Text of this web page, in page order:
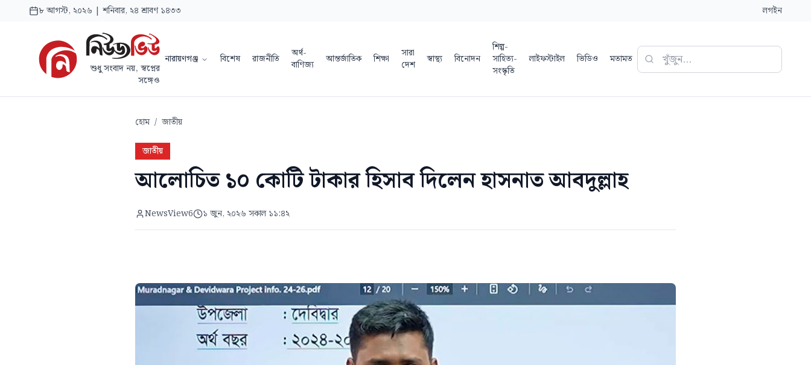
৮ আগস্ট, ২০২৬ | শনিবার, ২৪ শ্রাবণ ১৪৩৩ লগইন
শুধু সংবাদ নয়, স্বপ্নের
সঙ্গেও
নারায়ণগঞ্জ বিশেষ রাজনীতি
অর্থ-
বাণিজ্য
আন্তর্জাতিক শিক্ষা
সারা
দেশ
স্বাস্থ্য বিনোদন
শিল্প-
সাহিত্য-
সংস্কৃতি
লাইফস্টাইল ভিডিও মতামত
হোম / জাতীয়
জাতীয়
আলোচিত ১০ কোটি টাকার হিসাব দিলেন হাসনাত আবদুল্লাহ
NewsView6 ১ জুন, ২০২৬ সকাল ১১:৪২